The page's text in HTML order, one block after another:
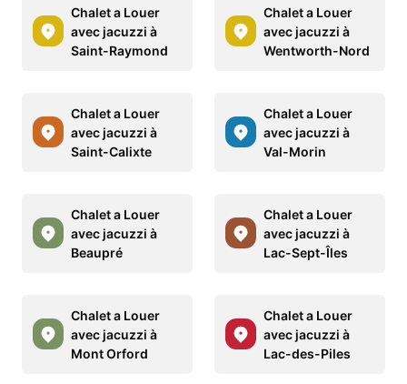
Chalet a Louer
avec jacuzzi à
Saint-Raymond
Chalet a Louer
avec jacuzzi à
Wentworth-Nord
Chalet a Louer
avec jacuzzi à
Saint-Calixte
Chalet a Louer
avec jacuzzi à
Val-Morin
Chalet a Louer
avec jacuzzi à
Beaupré
Chalet a Louer
avec jacuzzi à
Lac-Sept-Îles
Chalet a Louer
avec jacuzzi à
Mont Orford
Chalet a Louer
avec jacuzzi à
Lac-des-Piles